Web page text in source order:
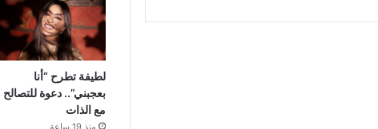
لطيفة تطرح “أنا
بعجبني”.. دعوة للتصالح
مع الذات
منذ 19 ساعة